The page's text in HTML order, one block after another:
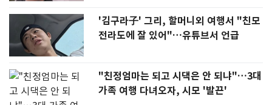
'김구라子' 그리, 할머니외 여행서 "친모
전라도에 잘 있어"…유튜브서 언급
"친정엄마는 되고 시댁은 안 되냐"…3대
가족 여행 다녀오자, 시모 '발끈'